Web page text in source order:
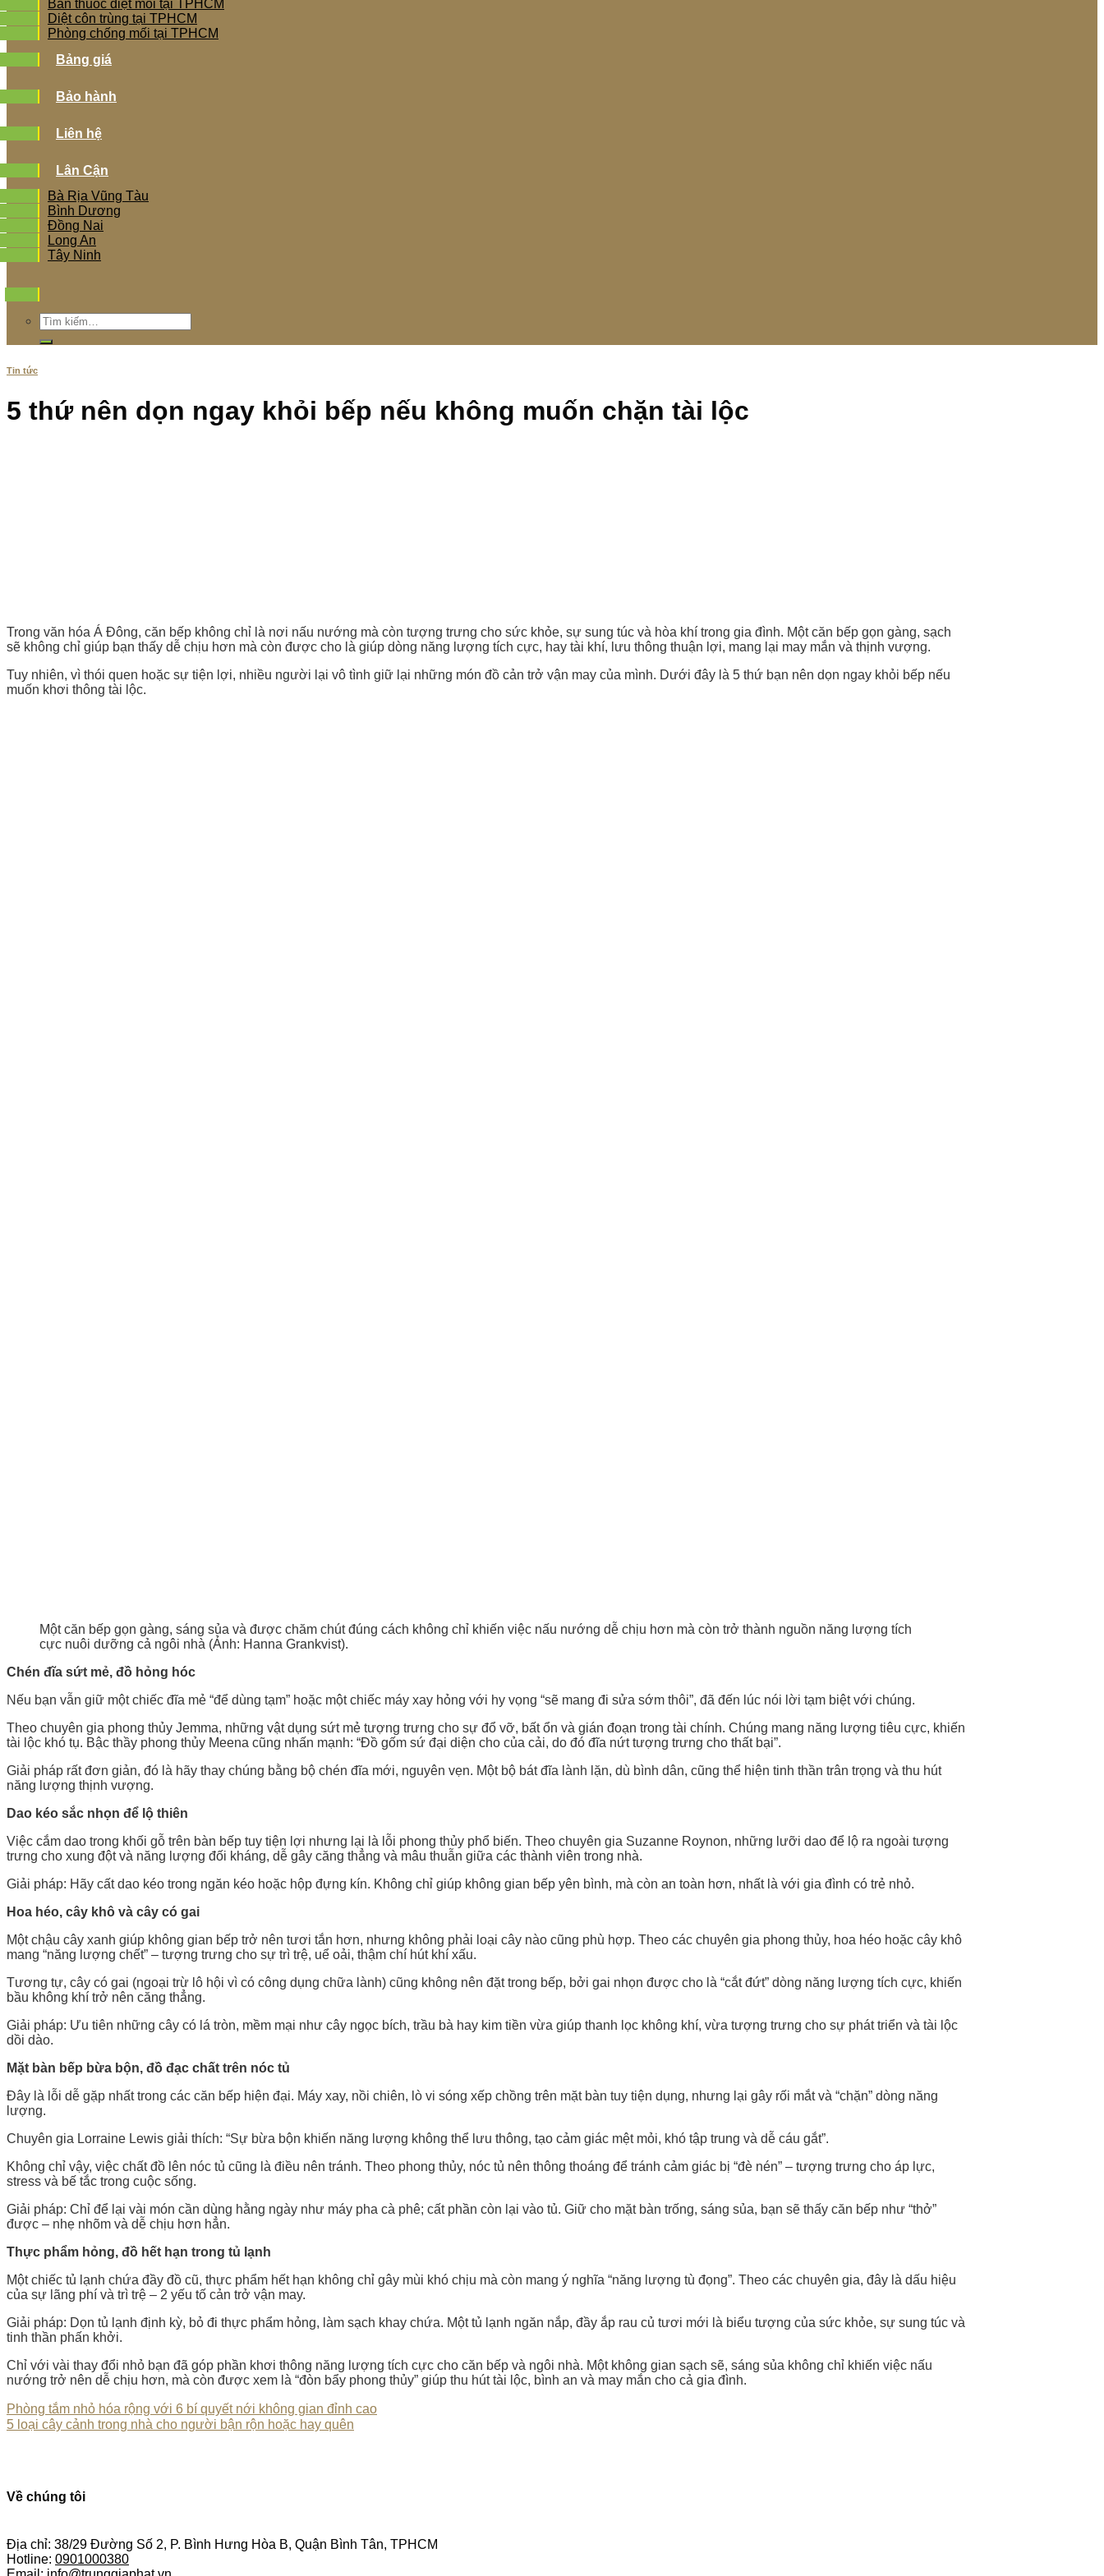
Bán thuốc diệt mối tại TPHCM
Diệt côn trùng tại TPHCM
Phòng chống mối tại TPHCM
Bảng giá
Bảo hành
Liên hệ
Lân Cận
Bà Rịa Vũng Tàu
Bình Dương
Đồng Nai
Long An
Tây Ninh
Tìm
kiếm:
Tin tức
5 thứ nên dọn ngay khỏi bếp nếu không muốn chặn tài lộc
Trong văn hóa Á Đông, căn bếp không chỉ là nơi nấu nướng mà còn tượng trưng cho sức khỏe, sự sung túc và hòa khí trong gia đình. Một căn bếp gọn gàng, sạch
sẽ không chỉ giúp bạn thấy dễ chịu hơn mà còn được cho là giúp dòng năng lượng tích cực, hay tài khí, lưu thông thuận lợi, mang lại may mắn và thịnh vượng.
Tuy nhiên, vì thói quen hoặc sự tiện lợi, nhiều người lại vô tình giữ lại những món đồ cản trở vận may của mình. Dưới đây là 5 thứ bạn nên dọn ngay khỏi bếp nếu
muốn khơi thông tài lộc.
Một căn bếp gọn gàng, sáng sủa và được chăm chút đúng cách không chỉ khiến việc nấu nướng dễ chịu hơn mà còn trở thành nguồn năng lượng tích
cực nuôi dưỡng cả ngôi nhà (Ảnh: Hanna Grankvist).
Chén đĩa sứt mẻ, đồ hỏng hóc
Nếu bạn vẫn giữ một chiếc đĩa mẻ “để dùng tạm” hoặc một chiếc máy xay hỏng với hy vọng “sẽ mang đi sửa sớm thôi”, đã đến lúc nói lời tạm biệt với chúng.
Theo chuyên gia phong thủy Jemma, những vật dụng sứt mẻ tượng trưng cho sự đổ vỡ, bất ổn và gián đoạn trong tài chính. Chúng mang năng lượng tiêu cực, khiến
tài lộc khó tụ. Bậc thầy phong thủy Meena cũng nhấn mạnh: “Đồ gốm sứ đại diện cho của cải, do đó đĩa nứt tượng trưng cho thất bại”.
Giải pháp rất đơn giản, đó là hãy thay chúng bằng bộ chén đĩa mới, nguyên vẹn. Một bộ bát đĩa lành lặn, dù bình dân, cũng thể hiện tinh thần trân trọng và thu hút
năng lượng thịnh vượng.
Dao kéo sắc nhọn để lộ thiên
Việc cắm dao trong khối gỗ trên bàn bếp tuy tiện lợi nhưng lại là lỗi phong thủy phổ biến. Theo chuyên gia Suzanne Roynon, những lưỡi dao để lộ ra ngoài tượng
trưng cho xung đột và năng lượng đối kháng, dễ gây căng thẳng và mâu thuẫn giữa các thành viên trong nhà.
Giải pháp: Hãy cất dao kéo trong ngăn kéo hoặc hộp đựng kín. Không chỉ giúp không gian bếp yên bình, mà còn an toàn hơn, nhất là với gia đình có trẻ nhỏ.
Hoa héo, cây khô và cây có gai
Một chậu cây xanh giúp không gian bếp trở nên tươi tắn hơn, nhưng không phải loại cây nào cũng phù hợp. Theo các chuyên gia phong thủy, hoa héo hoặc cây khô
mang “năng lượng chết” – tượng trưng cho sự trì trệ, uể oải, thậm chí hút khí xấu.
Tương tự, cây có gai (ngoại trừ lô hội vì có công dụng chữa lành) cũng không nên đặt trong bếp, bởi gai nhọn được cho là “cắt đứt” dòng năng lượng tích cực, khiến
bầu không khí trở nên căng thẳng.
Giải pháp: Ưu tiên những cây có lá tròn, mềm mại như cây ngọc bích, trầu bà hay kim tiền vừa giúp thanh lọc không khí, vừa tượng trưng cho sự phát triển và tài lộc
dồi dào.
Mặt bàn bếp bừa bộn, đồ đạc chất trên nóc tủ
Đây là lỗi dễ gặp nhất trong các căn bếp hiện đại. Máy xay, nồi chiên, lò vi sóng xếp chồng trên mặt bàn tuy tiện dụng, nhưng lại gây rối mắt và “chặn” dòng năng
lượng.
Chuyên gia Lorraine Lewis giải thích: “Sự bừa bộn khiến năng lượng không thể lưu thông, tạo cảm giác mệt mỏi, khó tập trung và dễ cáu gắt”.
Không chỉ vậy, việc chất đồ lên nóc tủ cũng là điều nên tránh. Theo phong thủy, nóc tủ nên thông thoáng để tránh cảm giác bị “đè nén” – tượng trưng cho áp lực,
stress và bế tắc trong cuộc sống.
Giải pháp: Chỉ để lại vài món cần dùng hằng ngày như máy pha cà phê; cất phần còn lại vào tủ. Giữ cho mặt bàn trống, sáng sủa, bạn sẽ thấy căn bếp như “thở”
được – nhẹ nhõm và dễ chịu hơn hẳn.
Thực phẩm hỏng, đồ hết hạn trong tủ lạnh
Một chiếc tủ lạnh chứa đầy đồ cũ, thực phẩm hết hạn không chỉ gây mùi khó chịu mà còn mang ý nghĩa “năng lượng tù đọng”. Theo các chuyên gia, đây là dấu hiệu
của sự lãng phí và trì trệ – 2 yếu tố cản trở vận may.
Giải pháp: Dọn tủ lạnh định kỳ, bỏ đi thực phẩm hỏng, làm sạch khay chứa. Một tủ lạnh ngăn nắp, đầy ắp rau củ tươi mới là biểu tượng của sức khỏe, sự sung túc và
tinh thần phấn khởi.
Chỉ với vài thay đổi nhỏ bạn đã góp phần khơi thông năng lượng tích cực cho căn bếp và ngôi nhà. Một không gian sạch sẽ, sáng sủa không chỉ khiến việc nấu
nướng trở nên dễ chịu hơn, mà còn được xem là “đòn bẩy phong thủy” giúp thu hút tài lộc, bình an và may mắn cho cả gia đình.
Phòng tắm nhỏ hóa rộng với 6 bí quyết nới không gian đỉnh cao
5 loại cây cảnh trong nhà cho người bận rộn hoặc hay quên
Về chúng tôi
Địa chỉ: 38/29 Đường Số 2, P. Bình Hưng Hòa B, Quận Bình Tân, TPHCM
Hotline: 0901000380